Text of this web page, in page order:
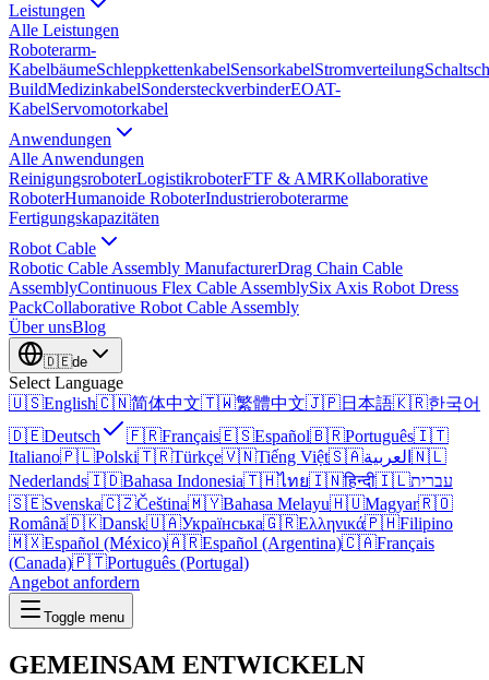
Leistungen
Alle Leistungen
Roboterarm-
KabelbäumeSchleppkettenkabelSensorkabelStromverteilung
BuildMedizinkabelSondersteckverbinderEOAT-
KabelServomotorkabel
Anwendungen
Alle Anwendungen
ReinigungsroboterLogistikroboterFTF & AMRKollaborative
RoboterHumanoide RoboterIndustrieroboterarme
Fertigungskapazitäten
Robot Cable
Robotic Cable Assembly ManufacturerDrag Chain Cable
AssemblyContinuous Flex Cable AssemblySix Axis Robot Dress
PackCollaborative Robot Cable Assembly
Über unsBlog
🇩🇪de
Select Language
🇺🇸English🇨🇳简体中文🇹🇼繁體中文🇯🇵日本語🇰🇷한국어
🇩🇪Deutsch 🇫🇷Français🇪🇸Español🇧🇷Português🇮🇹
Italiano🇵🇱Polski🇹🇷Türkçe🇻🇳Tiếng Việt🇸🇦العربية 🇳🇱
Nederlands🇮🇩Bahasa Indonesia🇹🇭ไทย🇮🇳हिन्दी🇮🇱עברית
🇸🇪Svenska🇨🇿Čeština🇲🇾Bahasa Melayu🇭🇺Magyar🇷🇴
Română🇩🇰Dansk🇺🇦Українська🇬🇷Ελληνικά🇵🇭Filipino
🇲🇽Español (México)🇦🇷Español (Argentina)🇨🇦Français
(Canada)🇵🇹Português (Portugal)
Angebot anfordern
Toggle menu
GEMEINSAM ENTWICKELN